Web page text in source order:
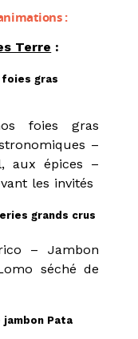
:
Terre :
foies gras
foies gras
–
aux épices –
les invités
grands crus
– Jambon
séché de
jambon Pata